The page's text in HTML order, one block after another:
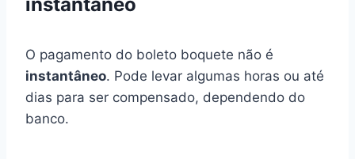
O pagamento do boleto boquete não é
instantâneo. Pode levar algumas horas ou até
dias para ser compensado, dependendo do
banco.